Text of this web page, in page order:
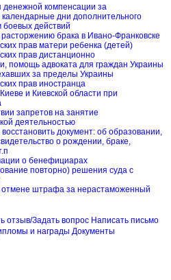
денежной компенсации за
дни дополнительного
боевых действий
расторжению брака в Ивано-Франковске
прав матери ребенка (детей)
прав дистанционно
помощь адвоката для граждан Украины
за пределы Украины
прав иностранца
и Киевской области при
запретов на занятие
деятельностью
восстановить документ: об образовании,
о рождении, браке,
о бенефициарах
повторно) решения суда с
отмене штрафа за нерастаможенный
отзыв/Задать вопрос Написать письмо
и награды Документы